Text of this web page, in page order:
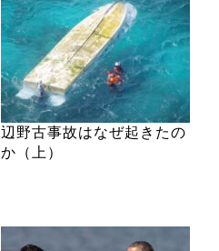
辺野古事故はなぜ起きたの
か（上）